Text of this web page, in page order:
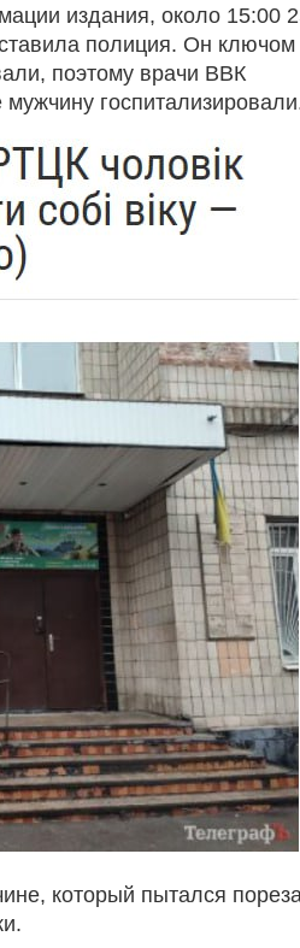
издания, около 15:00
полиция. Он ключом
поэтому врачи ВВК
который пытался